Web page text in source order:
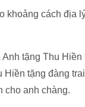
khoảng cách địa
tặng Thu Hiền
Hiền tặng đàng
cho anh chàng.